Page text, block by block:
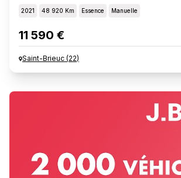
2021 48 920 Km Essence Manuelle
11 590 €
Saint-Brieuc (22)